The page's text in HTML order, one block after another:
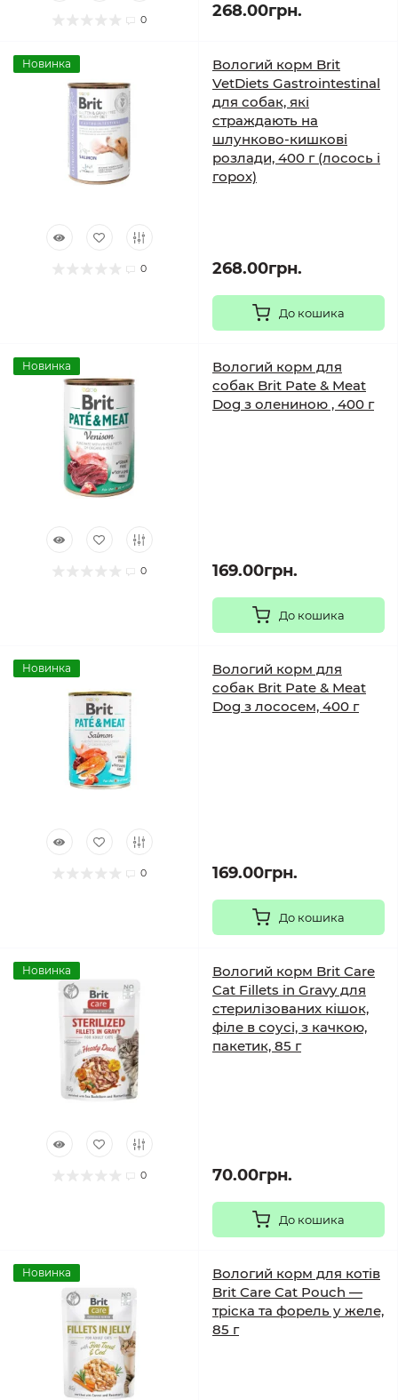
0 268.00грн.
Новинка
0
Вологий корм Brit
VetDiets Gastrointestinal
для собак, які
страждають на
шлунково-кишкові
розлади, 400 г (лосось і
горох)
268.00грн.
До кошика
Новинка
0
Вологий корм для
собак Brit Pate & Meat
Dog з олениною , 400 г
169.00грн.
До кошика
Новинка
0
Вологий корм для
собак Brit Pate & Meat
Dog з лососем, 400 г
169.00грн.
До кошика
Новинка
0
Вологий корм Brit Care
Cat Fillets in Gravy для
стерилізованих кішок,
філе в соусі, з качкою,
пакетик, 85 г
70.00грн.
До кошика
Новинка
Вологий корм для котів
Brit Care Cat Pouch —
тріска та форель у желе,
85 г